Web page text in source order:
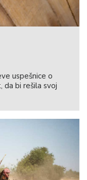
uspešnice o
da bi rešila svoj